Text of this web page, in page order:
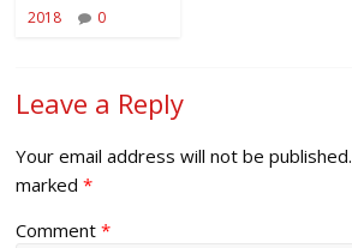
2018
0
Leave a Reply
Your email address will not be published.
marked*
Comment*